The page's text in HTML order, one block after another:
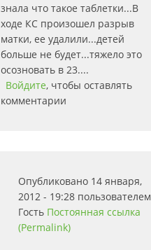
знала что такое таблетки...В
ходе КС произошел разрыв
матки, ее удалили...детей
больше не будет...тяжело это
осозновать в 23....
Войдите, чтобы оставлять
комментарии
Опубликовано 14 января,
2012 - 19:28 пользователем
Гость Постоянная ссылка
(Permalink)